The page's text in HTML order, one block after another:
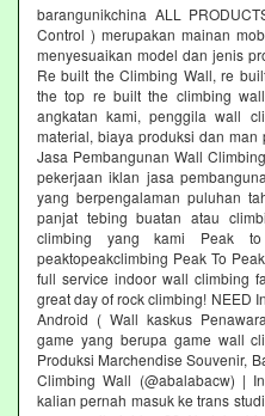
barangunikchina ALL
Control ) merupakan mainan
menyesuaikan model dan jenis
Re built the Climbing Wall, re
the top re built the climbing
angkatan kami, penggila wall
material, biaya produksi dan man
Jasa Pembangunan Wall
pekerjaan iklan jasa
yang berpengalaman puluhan
panjat tebing buatan atau
climbing yang kami Peak
peaktopeakclimbing Peak To
full service indoor wall climbing
great day of rock climbing! NEED
Android ( Wall kaskus
game yang berupa game wall
Produksi Marchendise Souvenir,
Climbing Wall (@abalabacw) |
kalian pernah masuk ke trans